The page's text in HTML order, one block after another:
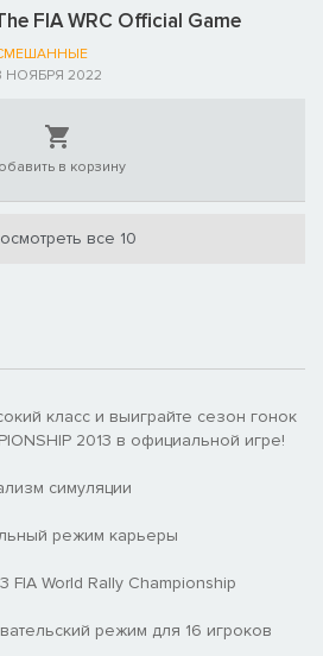
FIA WRC Official Game
НОЯБРЯ 2022
в корзину
все 10
класс и выиграйте сезон гонок
2013 в официальной игре!
симуляции
режим карьеры
FIA World Rally Championship
режим для 16 игроков